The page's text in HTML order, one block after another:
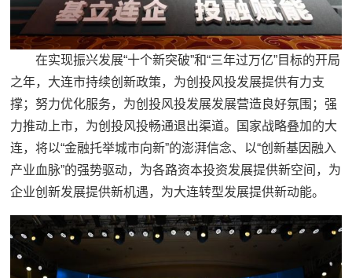
在实现振兴发展“十个新突破”和“三年过万亿”目标的开局
之年，大连市持续创新政策，为创投风投发展提供有力支
撑；努力优化服务，为创投风投发展发展营造良好氛围；强
力推动上市，为创投风投畅通退出渠道。国家战略叠加的大
连，将以“金融托举城市向新”的澎湃信念、以“创新基因融入
产业血脉”的强势驱动，为各路资本投资发展提供新空间，为
企业创新发展提供新机遇，为大连转型发展提供新动能。